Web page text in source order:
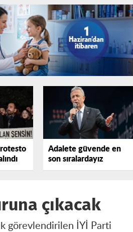
Adalete güvende en
son sıralardayız
çıkacak
görevlendirilen İYİ Parti